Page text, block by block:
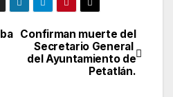
Confirman muerte del
Secretario General
del Ayuntamiento de
Petatlán.